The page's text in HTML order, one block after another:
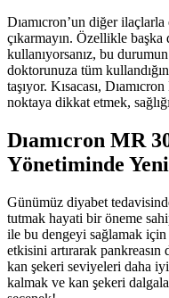
Dıamıcron’un diğer
çıkarmayın. Özellikle
kullanıyorsanız, bu
doktorunuza tüm
taşıyor. Kısacası,
noktaya dikkat etmek,
Dıamıcron MR
Yönetiminde
Günümüz diyabet
tutmak hayati bir öneme
ile bu dengeyi sağlamak
etkisini artırarak pankreasın
kan şekeri seviyeleri daha
kalmak ve kan şekeri